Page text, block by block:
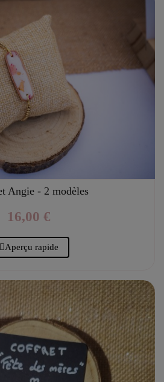
Angie - 2 modèles
16,00 €
Aperçu rapide